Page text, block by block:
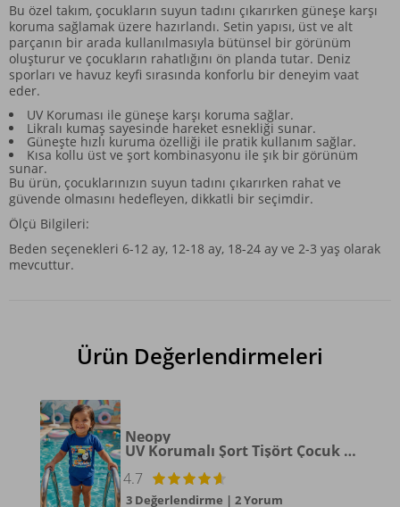
Bu özel takım, çocukların suyun tadını çıkarırken güneşe karşı
koruma sağlamak üzere hazırlandı. Setin yapısı, üst ve alt
parçanın bir arada kullanılmasıyla bütünsel bir görünüm
oluşturur ve çocukların rahatlığını ön planda tutar. Deniz
sporları ve havuz keyfi sırasında konforlu bir deneyim vaat
eder.
UV Koruması ile güneşe karşı koruma sağlar.
Likralı kumaş sayesinde hareket esnekliği sunar.
Güneşte hızlı kuruma özelliği ile pratik kullanım sağlar.
Kısa kollu üst ve şort kombinasyonu ile şık bir görünüm
sunar.
Bu ürün, çocuklarınızın suyun tadını çıkarırken rahat ve
güvende olmasını hedefleyen, dikkatli bir seçimdir.
Ölçü Bilgileri:
Beden seçenekleri 6-12 ay, 12-18 ay, 18-24 ay ve 2-3 yaş olarak
mevcuttur.
Ürün Değerlendirmeleri
Neopy
UV Korumalı Şort Tişört Çocuk Bebek Deniz Havuz Mayosu Clıve 5538 Koyu Lacivert
4.7
3 Değerlendirme | 2 Yorum